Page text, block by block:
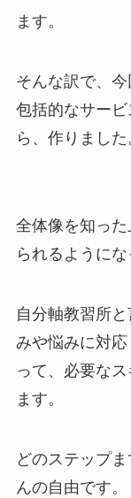
ます。
そんな訳で、今
包括的なサー
ら、作りました
全体像を知っ
られるようにな
自分軸教習所
みや悩みに対
って、必要な
ます。
どのステップ
んの自由です。